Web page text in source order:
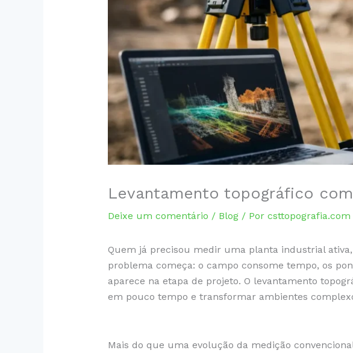
Levantamento topográfico
Deixe um comentário / Blog/ Por csttopografia.com
Quem já precisou medir uma planta industrial
problema começa: o campo consome tempo, os
aparece na etapa de projeto. O levantamento
em pouco tempo e transformar ambientes
Mais do que uma evolução da medição